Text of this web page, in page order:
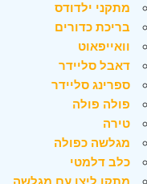
מתקני ילדודס
בריכת כדורים
וואייפאוט
דאבל סליידר
ספרינג סליידר
פולה פולה
טירה
מגלשה כפולה
כלב דלמטי
מתקן ליצן עם מגלשה